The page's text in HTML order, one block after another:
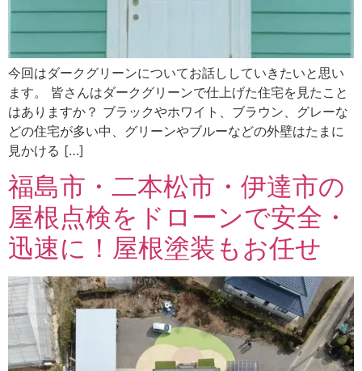
今回はダークグリーンについてお話ししていきたいと思い
ます。 皆さんはダークグリーンで仕上げた住宅を見たこと
はありますか？ ブラックやホワイト、ブラウン、グレーな
どの住宅が多い中、グリーンやブルーなどの外壁はたまに
見かける […]
福島市・二本松市・伊達市の
屋根点検をドローンで安全・
迅速に！屋根塗装もお任せ